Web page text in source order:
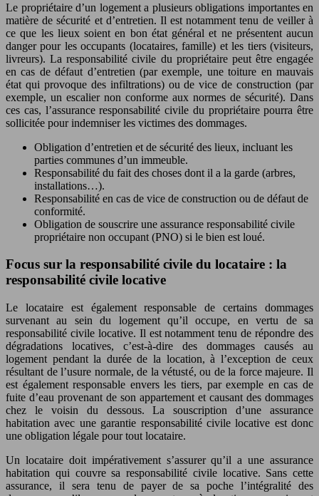
Le propriétaire d’un logement a plusieurs obligations importantes en
matière de sécurité et d’entretien. Il est notamment tenu de veiller à
ce que les lieux soient en bon état général et ne présentent aucun
danger pour les occupants (locataires, famille) et les tiers (visiteurs,
livreurs). La responsabilité civile du propriétaire peut être engagée
en cas de défaut d’entretien (par exemple, une toiture en mauvais
état qui provoque des infiltrations) ou de vice de construction (par
exemple, un escalier non conforme aux normes de sécurité). Dans
ces cas, l’assurance responsabilité civile du propriétaire pourra être
sollicitée pour indemniser les victimes des dommages.
Obligation d’entretien et de sécurité des lieux, incluant les
parties communes d’un immeuble.
Responsabilité du fait des choses dont il a la garde (arbres,
installations…).
Responsabilité en cas de vice de construction ou de défaut de
conformité.
Obligation de souscrire une assurance responsabilité civile
propriétaire non occupant (PNO) si le bien est loué.
Focus sur la responsabilité civile du locataire : la
responsabilité civile locative
Le locataire est également responsable de certains dommages
survenant au sein du logement qu’il occupe, en vertu de sa
responsabilité civile locative. Il est notamment tenu de répondre des
dégradations locatives, c’est-à-dire des dommages causés au
logement pendant la durée de la location, à l’exception de ceux
résultant de l’usure normale, de la vétusté, ou de la force majeure. Il
est également responsable envers les tiers, par exemple en cas de
fuite d’eau provenant de son appartement et causant des dommages
chez le voisin du dessous. La souscription d’une assurance
habitation avec une garantie responsabilité civile locative est donc
une obligation légale pour tout locataire.
Un locataire doit impérativement s’assurer qu’il a une assurance
habitation qui couvre sa responsabilité civile locative. Sans cette
assurance, il sera tenu de payer de sa poche l’intégralité des